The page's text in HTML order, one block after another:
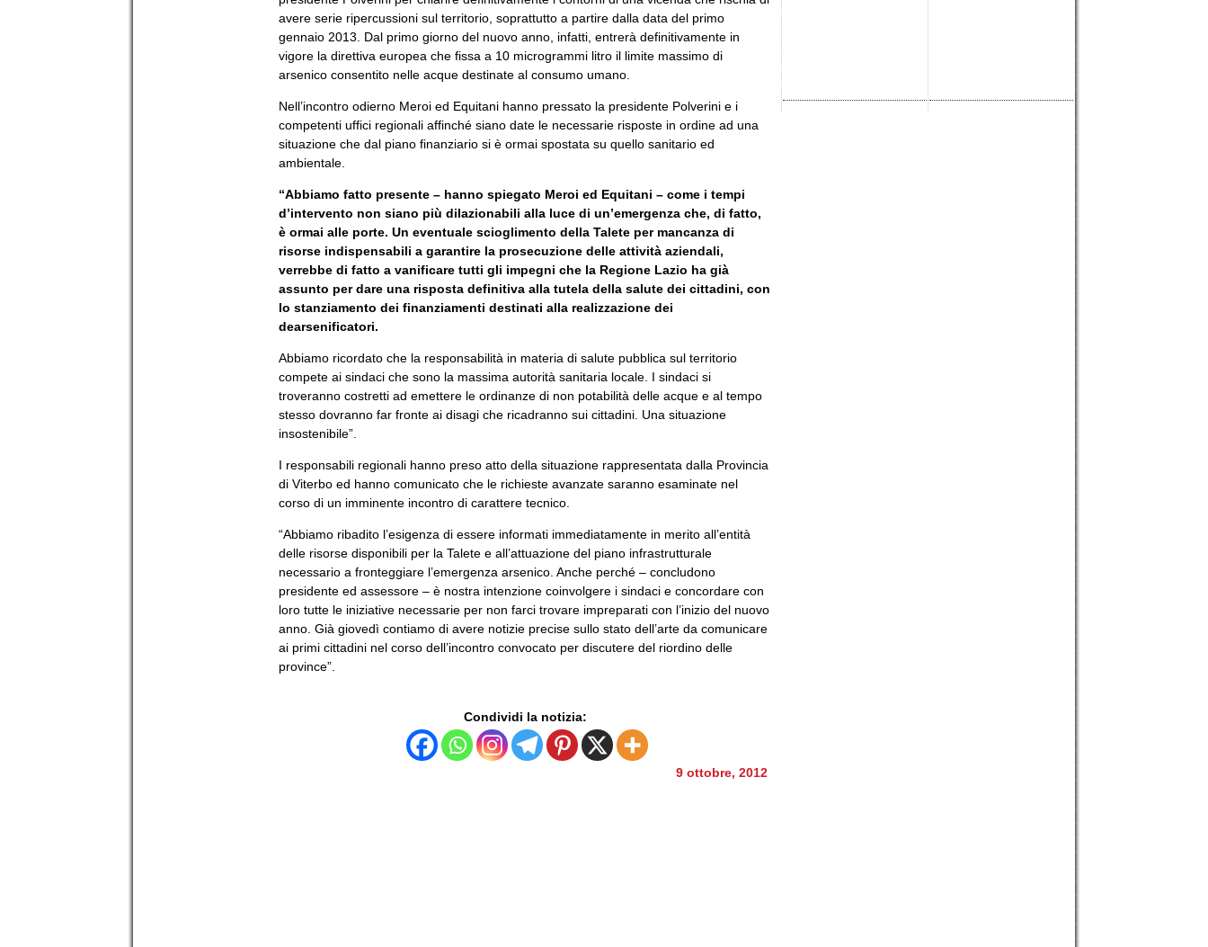
avere serie ripercussioni sul territorio, soprattutto a partire dalla data del primo
gennaio 2013. Dal primo giorno del nuovo anno, infatti, entrerà definitivamente in
vigore la direttiva europea che fissa a 10 microgrammi litro il limite massimo di
arsenico consentito nelle acque destinate al consumo umano.
Nell’incontro odierno Meroi ed Equitani hanno pressato la presidente Polverini e i
competenti uffici regionali affinché siano date le necessarie risposte in ordine ad una
situazione che dal piano finanziario si è ormai spostata su quello sanitario ed
ambientale.
“Abbiamo fatto presente – hanno spiegato Meroi ed Equitani – come i tempi
d’intervento non siano più dilazionabili alla luce di un’emergenza che, di fatto,
è ormai alle porte. Un eventuale scioglimento della Talete per mancanza di
risorse indispensabili a garantire la prosecuzione delle attività aziendali,
verrebbe di fatto a vanificare tutti gli impegni che la Regione Lazio ha già
assunto per dare una risposta definitiva alla tutela della salute dei cittadini, con
lo stanziamento dei finanziamenti destinati alla realizzazione dei
dearsenificatori.
Abbiamo ricordato che la responsabilità in materia di salute pubblica sul territorio
compete ai sindaci che sono la massima autorità sanitaria locale. I sindaci si
troveranno costretti ad emettere le ordinanze di non potabilità delle acque e al tempo
stesso dovranno far fronte ai disagi che ricadranno sui cittadini. Una situazione
insostenibile”.
I responsabili regionali hanno preso atto della situazione rappresentata dalla Provincia
di Viterbo ed hanno comunicato che le richieste avanzate saranno esaminate nel
corso di un imminente incontro di carattere tecnico.
“Abbiamo ribadito l’esigenza di essere informati immediatamente in merito all’entità
delle risorse disponibili per la Talete e all’attuazione del piano infrastrutturale
necessario a fronteggiare l’emergenza arsenico. Anche perché – concludono
presidente ed assessore – è nostra intenzione coinvolgere i sindaci e concordare con
loro tutte le iniziative necessarie per non farci trovare impreparati con l’inizio del nuovo
anno. Già giovedì contiamo di avere notizie precise sullo stato dell’arte da comunicare
ai primi cittadini nel corso dell’incontro convocato per discutere del riordino delle
province”.
Condividi la notizia:
9 ottobre, 2012